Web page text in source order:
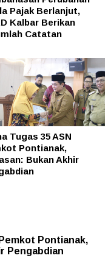
Pajak Berlanjut,
Kalbar Berikan
Catatan
Tugas 35 ASN
Pontianak,
Bukan Akhir
Pontianak,
Pengabdian